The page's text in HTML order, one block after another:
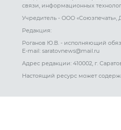
связи, информационных
Учредитель - ООО
Редакция:
Роганов Ю.В. - исполняющий
E-mail: saratovnews@mail.ru
Адрес редакции: 410002, г.
Настоящий ресурс может